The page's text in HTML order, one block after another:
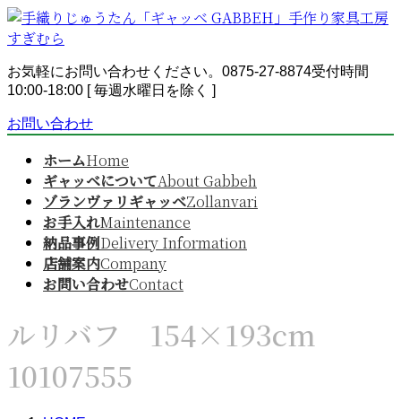
コ
ン
ン
ツ
ス
ナ
ビ
ー
シ
ン
お気軽にお問い合わせください。 0875-27-8874受付時間
10:00-18:00 [ 毎週水曜日を除く ]
お問い合わせ
ホームHome
ギャッベについてAbout Gabbeh
ゾランヴァリギャッベZollanvari
お手入れMaintenance
納品事例Delivery Information
店舗案内Company
お問い合わせContact
ルリバフ 154×193cm
10107555